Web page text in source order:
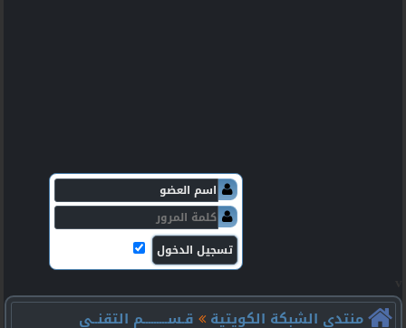
منتدى الشبكة الكويتية
قـســـــــــم التقنــى